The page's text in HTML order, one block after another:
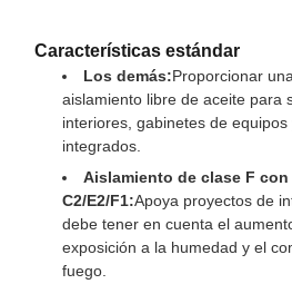
Las dimensiones
Peso
Características estándar
Los demás:Proporcionar
aislamiento libre de aceite para
interiores, gabinetes de
integrados.
Aislamiento de clase F
C2/E2/F1:Apoya proyectos de
debe tener en cuenta el
exposición a la humedad y el
fuego.